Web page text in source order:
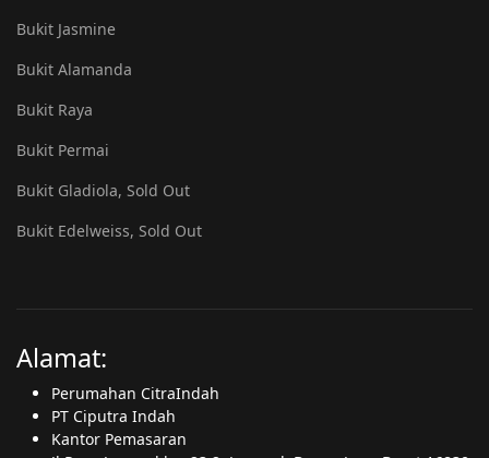
Bukit Jasmine
Bukit Alamanda
Bukit Raya
Bukit Permai
Bukit Gladiola, Sold Out
Bukit Edelweiss, Sold Out
Alamat:
Perumahan CitraIndah
PT Ciputra Indah
Kantor Pemasaran